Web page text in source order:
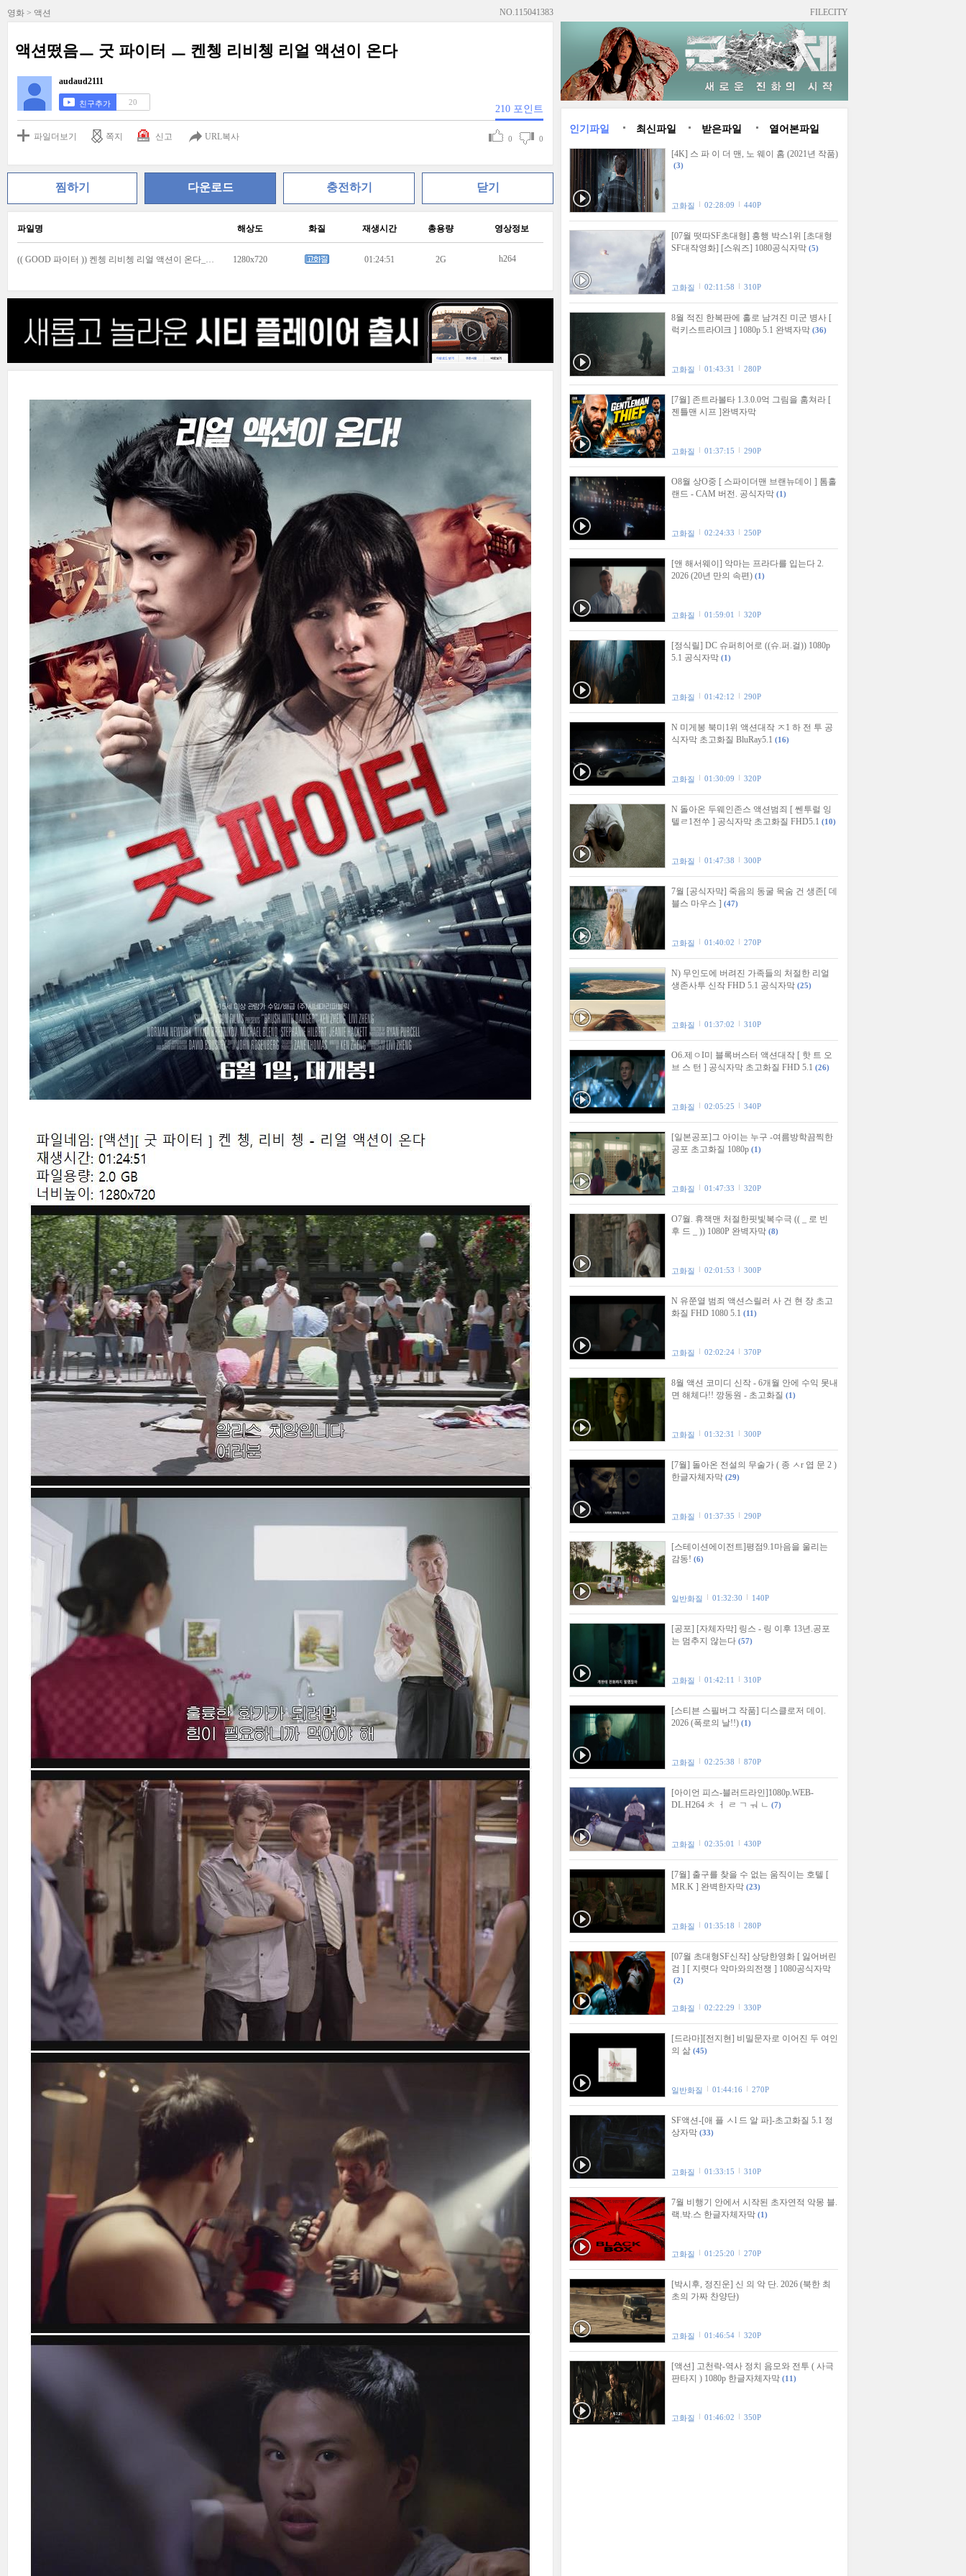
영화 > 액션 NO.115041383
액션떴음ㅡ 굿 파이터 ㅡ 켄쳉 리비쳉 리얼 액션이 온다
audaud2111
친구추가 20
210 포인트
파일더보기 쪽지 신고 URL복사 0 0
찜하기 다운로드 충전하기 닫기
파일명 해상도 화질 재생시간 총용량 영상정보
(( GOOD 파이터 )) 켄쳉 리비쳉 리얼 액션이 온다_1.mp4 1280x720 01:24:51 2G h264
FILECITY
인기파일 최신파일 받은파일 열어본파일
[4K] 스 파 이 더 맨, 노 웨이 홈 (2021년 작품)
(3)
고화질 02:28:09 440P
[07월 떳따SF초대형] 흥행 박스1위 [초대형
SF대작영화] [스워즈] 1080공식자막 (5)
고화질 02:11:58 310P
8월 적진 한복판에 홀로 남겨진 미군 병사 [
럭키스트라Ol크 ] 1080p 5.1 완벽자막 (36)
고화질 01:43:31 280P
[7월] 존트라볼타 1.3.0.0억 그림을 훔쳐라 [
젠틀맨 시프 ]완벽자막
고화질 01:37:15 290P
O8월 상O중 [ 스파이더맨 브랜뉴데이 ] 톰홀
랜드 - CAM 버전. 공식자막 (1)
고화질 02:24:33 250P
[앤 해서웨이] 악마는 프라다를 입는다 2.
2026 (20년 만의 속편) (1)
고화질 01:59:01 320P
[정식릴] DC 슈퍼히어로 ((슈.퍼.걸)) 1080p
5.1 공식자막 (1)
고화질 01:42:12 290P
N 미게봉 북미1위 액션대작 ㅈ1 하 전 투 공
식자막 초고화질 BluRay5.1 (16)
고화질 01:30:09 320P
N 돌아온 두웨인존스 액션범죄 [ 쎈투럴 잉
텔ㄹ1전쑤 ] 공식자막 초고화질 FHD5.1 (10)
고화질 01:47:38 300P
7월 [공식자막] 죽음의 동굴 목숨 건 생존[ 데
블스 마우스 ] (47)
고화질 01:40:02 270P
N) 무인도에 버려진 가족들의 처절한 리얼
생존사투 신작 FHD 5.1 공식자막 (25)
고화질 01:37:02 310P
O6.제ㅇI미 블록버스터 액션대작 [ 핫 트 오
브 스 턴 ] 공식자막 초고화질 FHD 5.1 (26)
고화질 02:05:25 340P
[일본공포]그 아이는 누구 -여름방학끔찍한
공포 초고화질 1080p (1)
고화질 01:47:33 320P
O7월. 휴잭맨 처절한핏빛복수극 (( _ 로 빈
후 드 _ )) 1080P 완벽자막 (8)
고화질 02:01:53 300P
N 유쭌열 범죄 액션스릴러 사 건 현 장 초고
화질 FHD 1080 5.1 (11)
고화질 02:02:24 370P
8월 액션 코미디 신작 - 6개월 안에 수익 못내
면 해체다!! 깡동원 - 초고화질 (1)
고화질 01:32:31 300P
[7월] 돌아온 전설의 무술가 ( 종 ㅅr 엽 문 2 )
한글자체자막 (29)
고화질 01:37:35 290P
[스테이션에이전트]평점9.1마음을 울리는
감동! (6)
일반화질 01:32:30 140P
[공포] [자체자막] 링스 - 링 이후 13년.공포
는 멈추지 않는다 (57)
고화질 01:42:11 310P
[스티븐 스필버그 작품] 디스클로저 데이.
2026 (폭로의 날!!) (1)
고화질 02:25:38 870P
[아이언 피스-블러드라인]1080p.WEB-
DL.H264 ㅊ ㅓ ㄹ ㄱ ㅝ ㄴ (7)
고화질 02:35:01 430P
[7월] 출구를 찾을 수 없는 움직이는 호텔 [
MR.K ] 완벽한자막 (23)
고화질 01:35:18 280P
[07월 초대형SF신작] 상당한영화 [ 잃어버린
검 ] [ 지렷다 악마와의전쟁 ] 1080공식자막
(2)
고화질 02:22:29 330P
[드라마][전지현] 비밀문자로 이어진 두 여인
의 삶 (45)
일반화질 01:44:16 270P
SF액션-[애 플 ㅅl 드 알 파]-초고화질 5.1 정
상자막 (33)
고화질 01:33:15 310P
7월 비행기 안에서 시작된 초자연적 악몽 블.
랙.박.스 한글자체자막 (1)
고화질 01:25:20 270P
[박시후, 정진운] 신 의 악 단. 2026 (북한 최
초의 가짜 찬양단)
고화질 01:46:54 320P
[액션] 고천락-역사 정치 음모와 전투 ( 사극
판타지 ) 1080p 한글자체자막 (11)
고화질 01:46:02 350P